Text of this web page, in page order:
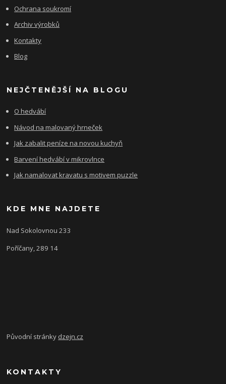
Ochrana soukromí
Archiv výrobků
Kontakty
Blog
NEJČTENĚJŠÍ NA BLOGU
O hedvábí
Návod na malovaný hrneček
Jak zabalit peníze na novou kuchyň
Barvení hedvábí v mikrovlnce
Jak namalovat kravatu s motivem puzzle
KDE MNE NAJDETE
Nad Sokolovnou 233
Poříčany, 289 14
Původní stránky dzejn.cz
KONTAKTY